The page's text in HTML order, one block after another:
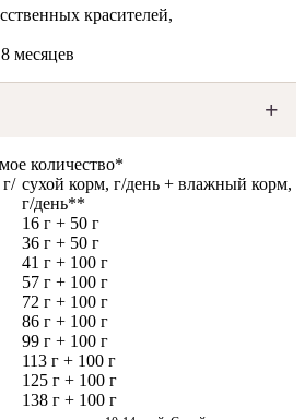
красителей,
месяцев
количество*
сухой корм, г/день + влажный корм,
г/день**
16 г + 50 г
36 г + 50 г
41 г + 100 г
57 г + 100 г
72 г + 100 г
86 г + 100 г
99 г + 100 г
113 г + 100 г
125 г + 100 г
138 г + 100 г